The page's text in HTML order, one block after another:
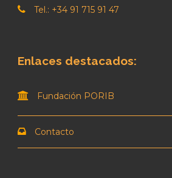
Tel.: +34 91 715 91 47
Enlaces destacados:
Fundación PORIB
Contacto